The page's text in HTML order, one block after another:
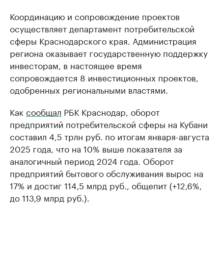
Координацию и сопровождение проектов
осуществляет департамент потребительской
сферы Краснодарского края. Администрация
региона оказывает государственную поддержку
инвесторам, в настоящее время
сопровождается 8 инвестиционных проектов,
одобренных региональными властями.
Как сообщал РБК Краснодар, оборот
предприятий потребительской сферы на Кубани
составил 4,5 трлн руб. по итогам января-августа
2025 года, что на 10% выше показателя за
аналогичный период 2024 года. Оборот
предприятий бытового обслуживания вырос на
17% и достиг 114,5 млрд руб., общепит (+12,6%,
до 113,9 млрд руб.).